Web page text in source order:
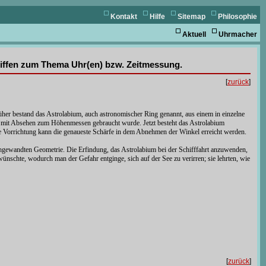
Philosophie
Sitemap
Hilfe
Kontakt
Uhrmacher
Aktuell
zum Thema Uhr(en) bzw. Zeitmessung.
[zurück]
bestand das Astrolabium, auch astronomischer Ring genannt, aus einem in einzelne
Absehen zum Höhenmessen gebraucht wurde. Jetzt besteht das Astrolabium
kann die genaueste Schärfe in dem Abnehmen der Winkel erreicht werden.
Geometrie. Die Erfindung, das Astrolabium bei der Schifffahrt anzuwenden,
wodurch man der Gefahr entginge, sich auf der See zu verirren; sie lehrten, wie
[zurück]